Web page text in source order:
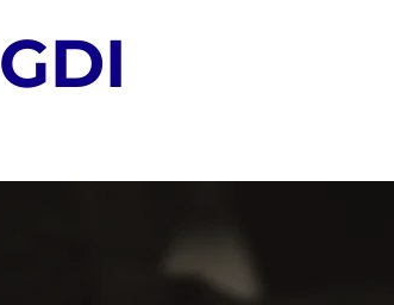
GDI